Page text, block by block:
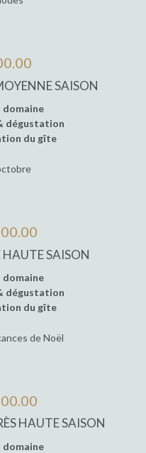
SAISON
domaine
dégustation
du gîte
SAISON
domaine
dégustation
du gîte
de Noël
HAUTE SAISON
domaine